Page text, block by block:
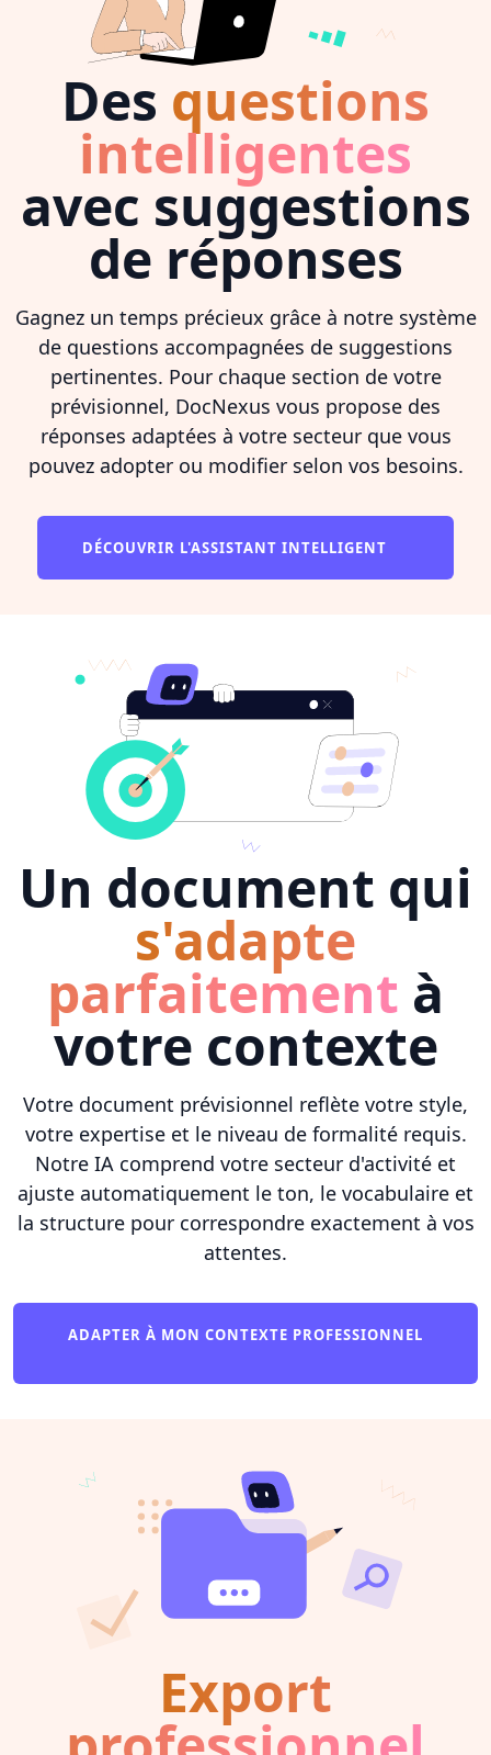
Des questions
intelligentes
avec suggestions
de réponses
Gagnez un temps précieux grâce à notre système
de questions accompagnées de suggestions
pertinentes. Pour chaque section de votre
prévisionnel, DocNexus vous propose des
réponses adaptées à votre secteur que vous
pouvez adopter ou modifier selon vos besoins.
DÉCOUVRIR L'ASSISTANT INTELLIGENT
Un document qui
s'adapte
parfaitement à
votre contexte
Votre document prévisionnel reflète votre style,
votre expertise et le niveau de formalité requis.
Notre IA comprend votre secteur d'activité et
ajuste automatiquement le ton, le vocabulaire et
la structure pour correspondre exactement à vos
attentes.
ADAPTER À MON CONTEXTE PROFESSIONNEL
Export